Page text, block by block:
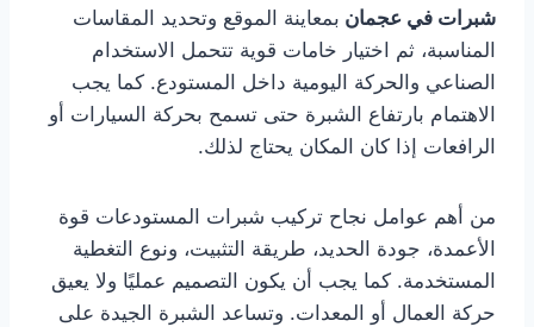
شبرات في عجمان بمعاينة الموقع وتحديد المقاسات
المناسبة، ثم اختيار خامات قوية تتحمل الاستخدام
الصناعي والحركة اليومية داخل المستودع. كما يجب
الاهتمام بارتفاع الشبرة حتى تسمح بحركة السيارات أو
الرافعات إذا كان المكان يحتاج لذلك.
من أهم عوامل نجاح تركيب شبرات المستودعات قوة
الأعمدة، جودة الحديد، طريقة التثبيت، ونوع التغطية
المستخدمة. كما يجب أن يكون التصميم عمليًا ولا يعيق
حركة العمال أو المعدات. وتساعد الشبرة الجيدة على